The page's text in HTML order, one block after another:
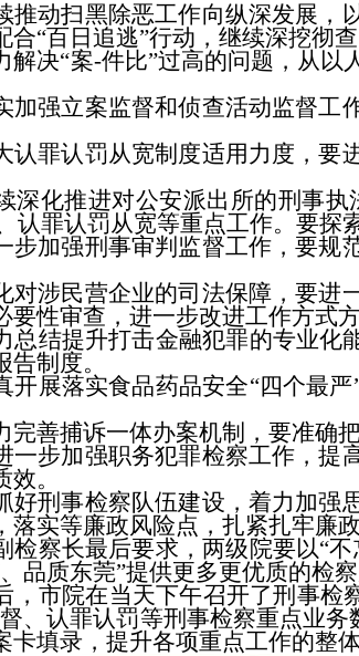
扫黑除恶工作向纵深发展，以
合“百日追逃”行动，继续深挖彻
“案-件比”过高的问题，从以
立案监督和侦查活动监督工作
认罚从宽制度适用力度，要进
化推进对公安派出所的刑事执
认罪认罚从宽等重点工作。要探
强刑事审判监督工作，要规范
民营企业的司法保障，要进一
要性审查，进一步改进工作方式
提升打击金融犯罪的专业化能
制度。
落实食品药品安全“四个最严”
捕诉一体办案机制，要准确把
加强职务犯罪检察工作，提高
。
事检察队伍建设，着力加强思
落实等廉政风险点，扎紧扎牢廉政
长最后要求，两级院要以“不
品质东莞”提供更多更优质的检察
院在当天下午召开了刑事检察
、认罪认罚等刑事检察重点业
卡填录，提升各项重点工作的整体